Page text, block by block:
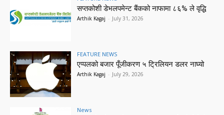
सप्तकोशी डेभलपमेन्ट बैंकको नाफामा ८६% ले वृद्धि
Arthik Kagaj - July 31, 2026
FEATURE NEWS
एप्पलको बजार पूँजीकरण ५ ट्रिलियन डलर नाघ्यो
Arthik Kagaj - July 29, 2026
News